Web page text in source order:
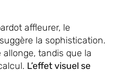
affleurer, le
la sophistication.
tandis que la
L’effet visuel se